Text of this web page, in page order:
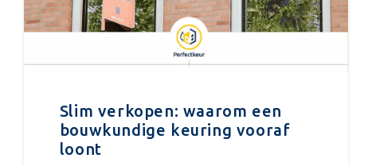
Slim verkopen: waarom een
bouwkundige keuring vooraf
loont